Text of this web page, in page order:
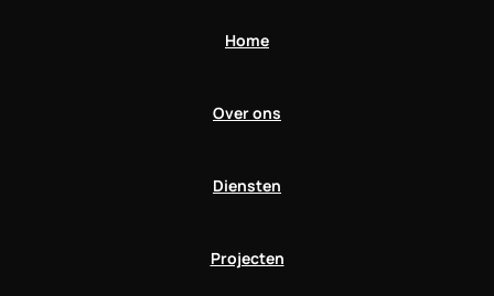
Home
Over ons
Diensten
Projecten